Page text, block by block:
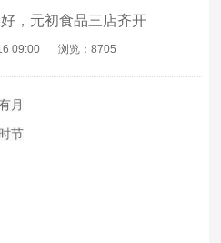
，元初食品三店齐开
09:00 浏览：8705
月
节